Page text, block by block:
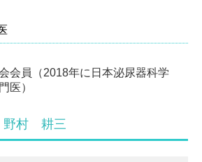
会員（2018年に日本泌尿器科学
医）
野村 耕三